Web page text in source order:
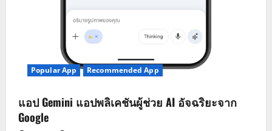
Popular App Recommended App
แอป Gemini แอปพลิเคชันผู้ช่วย AI อัจฉริยะจาก
Google